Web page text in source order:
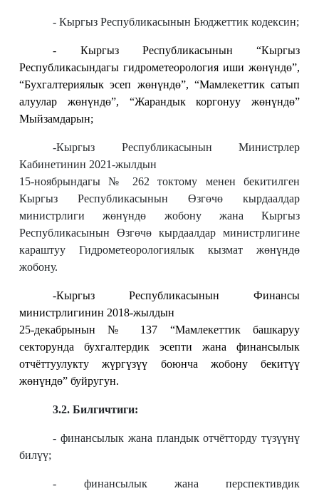
- Кыргыз Республикасынын Бюджеттик кодексин;
- Кыргыз Республикасынын “Кыргыз
Республикасындагы гидрометеорология иши жөнүндө”,
“Бухгалтериялык эсеп жөнүндө”, “Мамлекеттик сатып
алуулар жөнүндө”, “Жарандык коргонуу жөнүндө”
Мыйзамдарын;
-Кыргыз Республикасынын Министрлер
Кабинетинин 2021-жылдын
15-ноябрындагы № 262 токтому менен бекитилген
Кыргыз Республикасынын Өзгөчө кырдаалдар
министрлиги жөнүндө жобону жана Кыргыз
Республикасынын Өзгөчө кырдаалдар министрлигине
караштуу Гидрометеорологиялык кызмат жөнүндө
жобону.
-Кыргыз Республикасынын Финансы
министрлигинин 2018-жылдын
25-декабрынын № 137 “Мамлекеттик башкаруу
секторунда бухгалтердик эсепти жана финансылык
отчёттуулукту жүргүзүү боюнча жобону бекитүү
жөнүндө” буйругун.
3.2. Билгичтиги:
- финансылык жана пландык отчётторду түзүүнү
билүү;
- финансылык жана перспективдик